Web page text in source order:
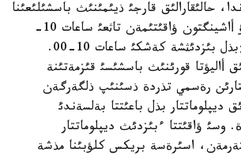
حالئقارالئق قارجئ ذيئمئنئث باسشئلئعئنا
كانديداتتاردئ ذسئنؤ أاشينگتون ؤاقئتئمةن تاثعئ ساعات 10-
00-دة باستالادئ. «بذل بئزدئثشة كةشكئ ساعات 10-00.
أاليؤتا قورئنئث باسشئسئ قئزمةتئنة
رةسمي تذردة ذسئنئپ ذلگةرگةن
ديپلوماتتار بذل باعئتتا بةلسةندئ
وسئ ؤاقئتتا ءبئزدئث ديپلوماتتار
اسئرةسة بريكس كلؤبئنا مذشة